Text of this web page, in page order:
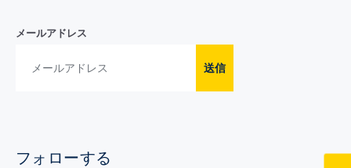
メールアドレス
送信
フォローする